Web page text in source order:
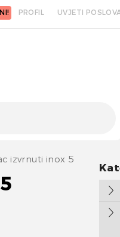
PROFIL UVJETI
izvrnuti inox 5